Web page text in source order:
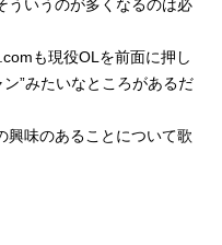
ういうのが多くなるのは必
も現役OLを前面に押し
”みたいなところがあるだ
興味のあることについて歌